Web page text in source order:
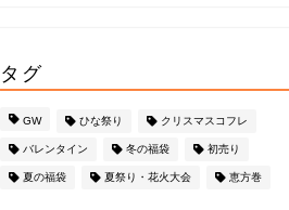
タグ
GW ひな祭り クリスマスコフレ
バレンタイン 冬の福袋 初売り
夏の福袋 夏祭り・花火大会 恵方巻